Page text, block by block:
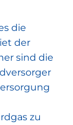
die
der
sind die
zu